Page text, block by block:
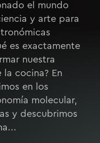
el mundo
y arte para
es exactamente
nuestra
cocina? En
en los
molecular,
y descubrimos